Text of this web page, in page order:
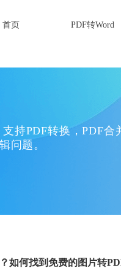
首页 PDF转Word
持PDF转换，PDF合
问题。
如何找到免费的图片转